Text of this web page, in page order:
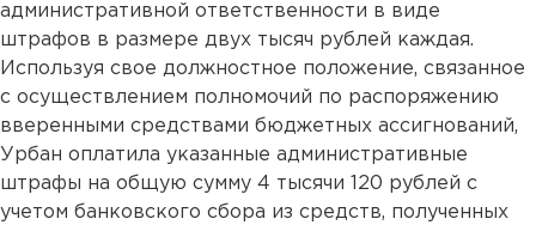
административной ответственности в виде
штрафов в размере двух тысяч рублей каждая.
Используя свое должностное положение, связанное
с осуществлением полномочий по распоряжению
вверенными средствами бюджетных ассигнований,
Урбан оплатила указанные административные
штрафы на общую сумму 4 тысячи 120 рублей с
учетом банковского сбора из средств, полученных